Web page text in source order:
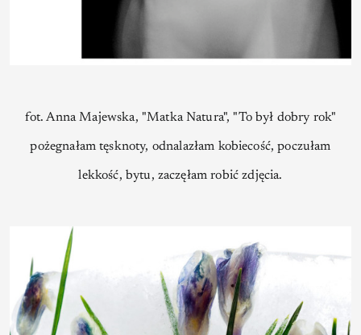
fot. Anna Majewska, "Matka Natura", "To był dobry rok"
pożegnałam tęsknoty, odnalazłam kobiecość, poczułam
lekkość, bytu, zaczęłam robić zdjęcia.